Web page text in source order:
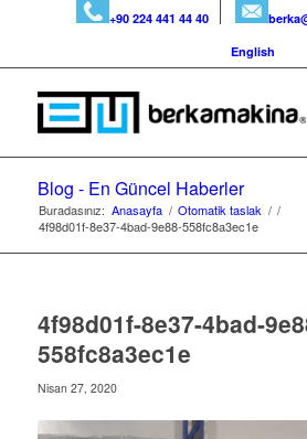
+90 224 441 44 40
English
Blog - En Güncel Haberler
Buradasınız: Anasayfa / Otomatik taslak / /
4f98d01f-8e37-4bad-9e88-558fc8a3ec1e
4f98d01f-8e37-4bad-
558fc8a3ec1e
Nisan 27, 2020